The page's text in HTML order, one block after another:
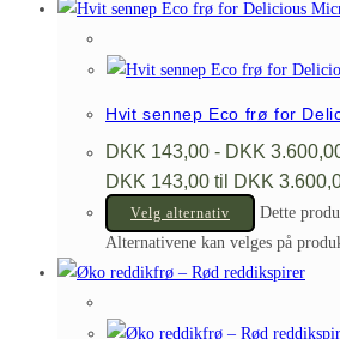
Hvit sennep Eco frø for
DKK 143,00 - DKK
DKK 143,00 til DKK
Velg alternativ
Dette
Alternativene kan velges på